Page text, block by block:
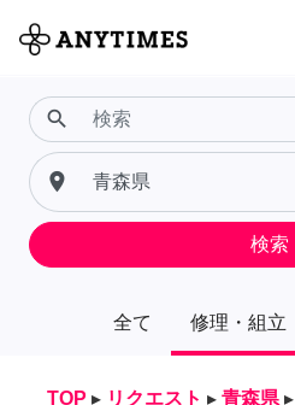
全て 修理・組立
search
place
検索
TOP ▸ リクエスト ▸ 青森県 ▸